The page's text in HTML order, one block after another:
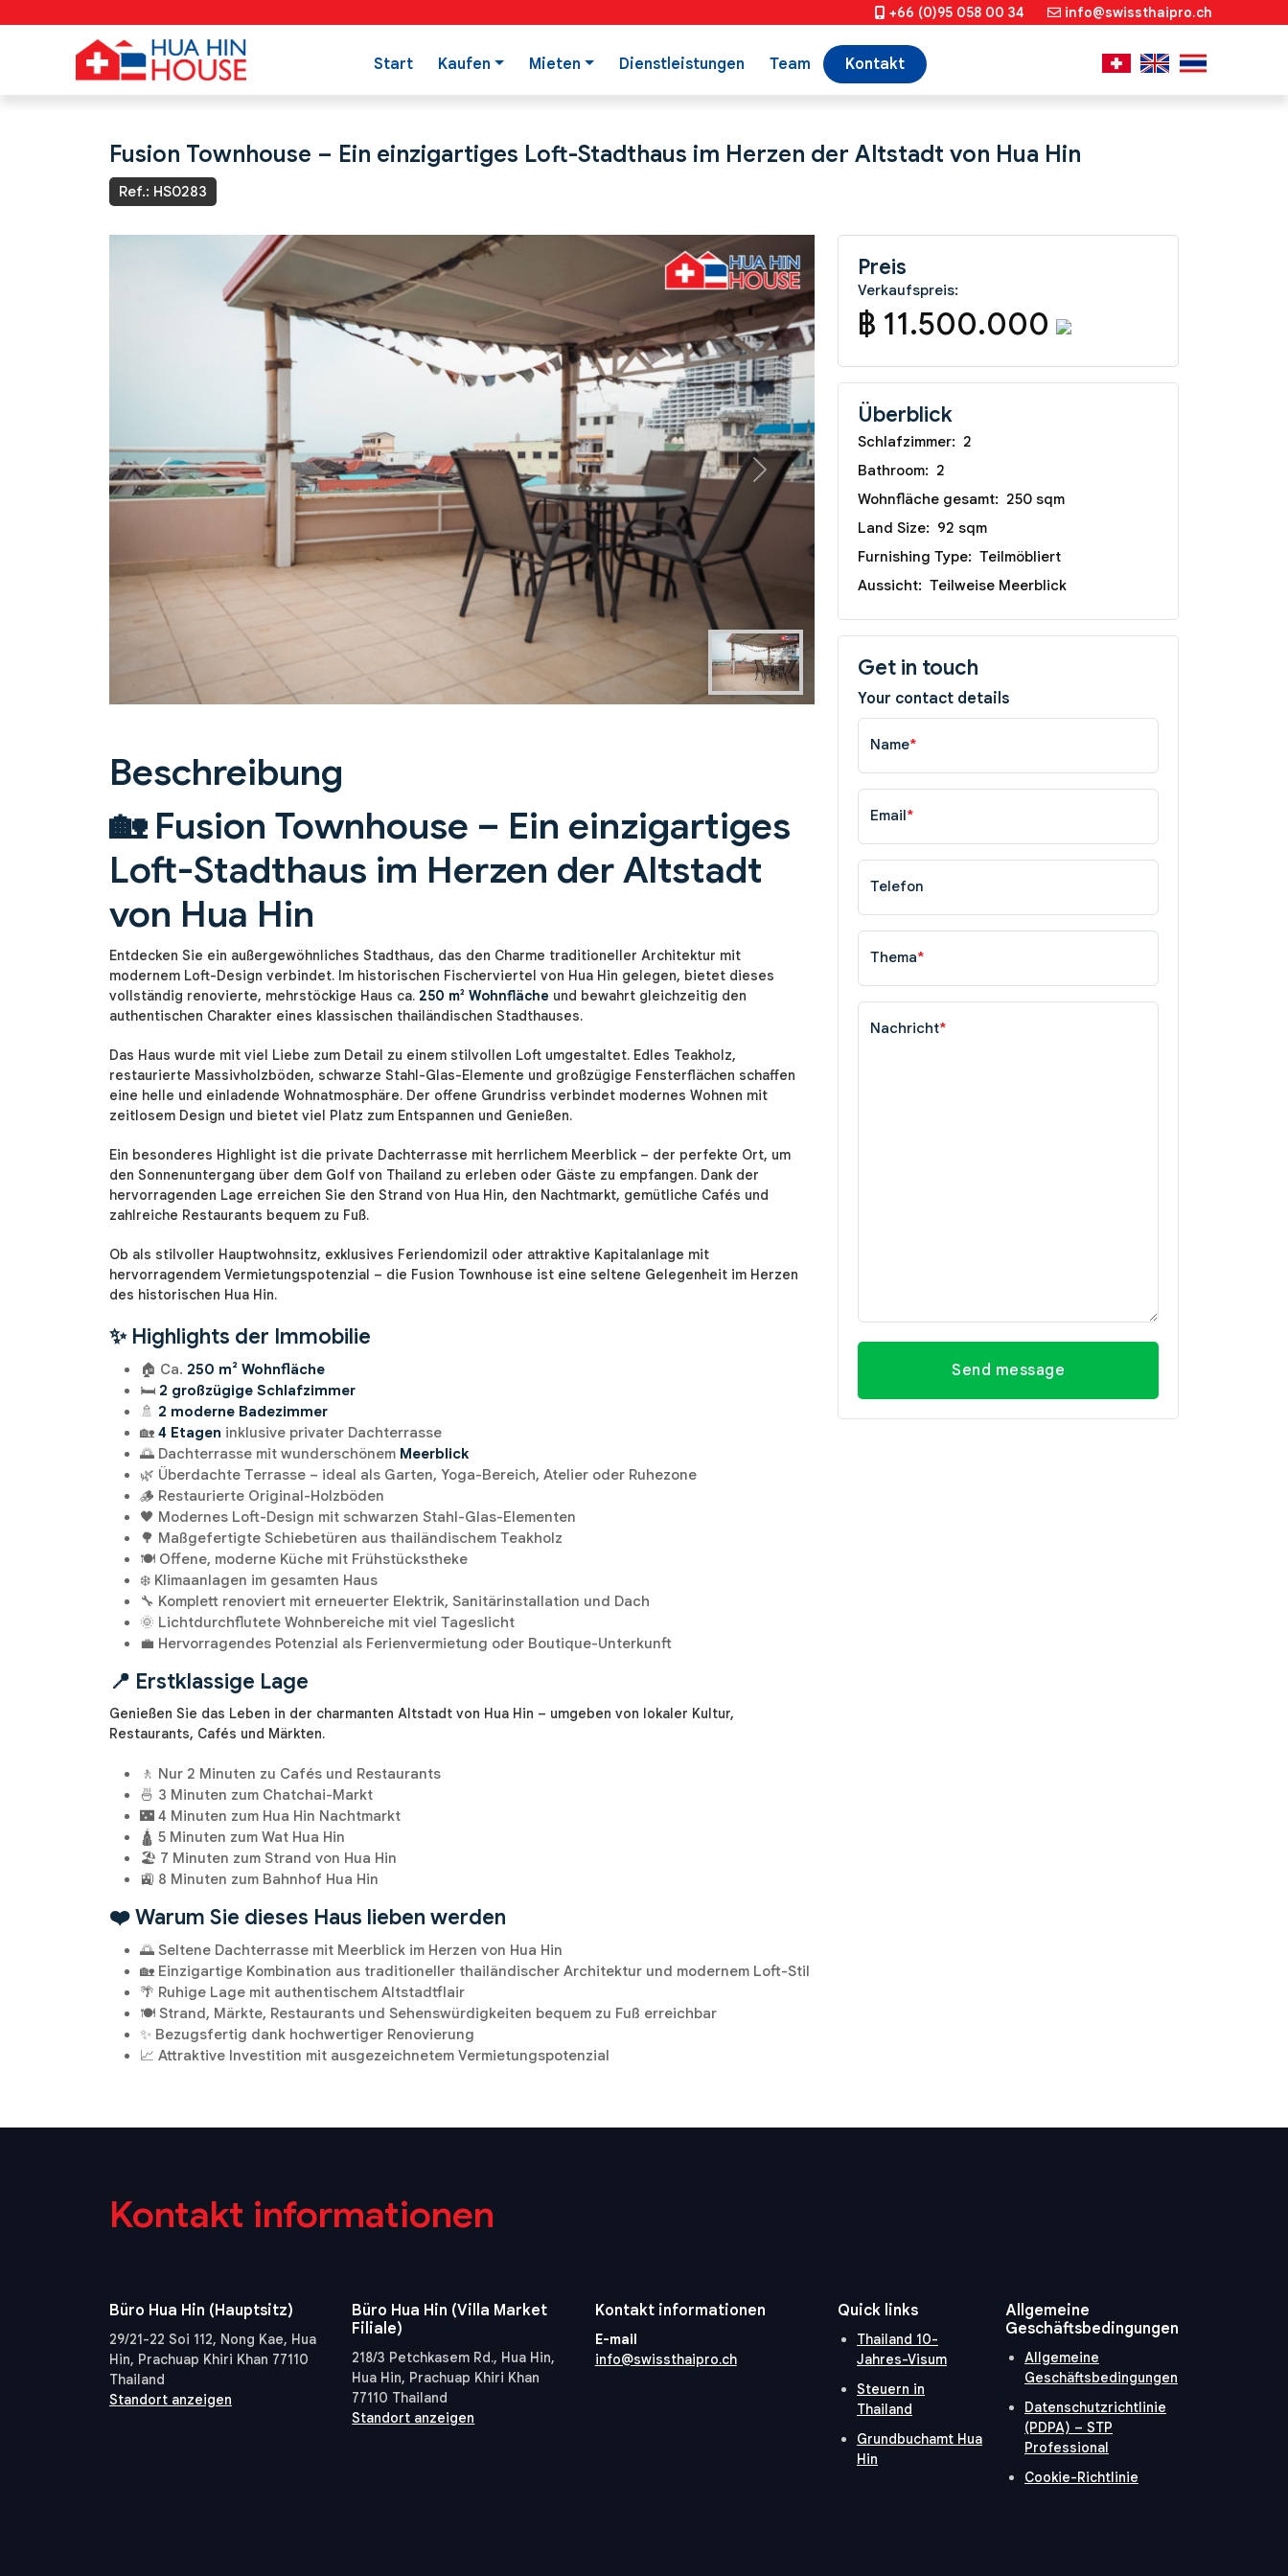
+66 (0)95 058 00 34 info@swissthaipro.ch
Start Kaufen Mieten Dienstleistungen Team Kontakt
Fusion Townhouse – Ein einzigartiges Loft-Stadthaus im Herzen der Altstadt von Hua Hin
Ref.: HS0283
Previous Next
Beschreibung
🏡 Fusion Townhouse – Ein einzigartiges
Loft-Stadthaus im Herzen der Altstadt
von Hua Hin
Entdecken Sie ein außergewöhnliches Stadthaus, das den Charme traditioneller Architektur mit
modernem Loft-Design verbindet. Im historischen Fischerviertel von Hua Hin gelegen, bietet dieses
vollständig renovierte, mehrstöckige Haus ca. 250 m² Wohnfläche und bewahrt gleichzeitig den
authentischen Charakter eines klassischen thailändischen Stadthauses.
Das Haus wurde mit viel Liebe zum Detail zu einem stilvollen Loft umgestaltet. Edles Teakholz,
restaurierte Massivholzböden, schwarze Stahl-Glas-Elemente und großzügige Fensterflächen schaffen
eine helle und einladende Wohnatmosphäre. Der offene Grundriss verbindet modernes Wohnen mit
zeitlosem Design und bietet viel Platz zum Entspannen und Genießen.
Ein besonderes Highlight ist die private Dachterrasse mit herrlichem Meerblick – der perfekte Ort, um
den Sonnenuntergang über dem Golf von Thailand zu erleben oder Gäste zu empfangen. Dank der
hervorragenden Lage erreichen Sie den Strand von Hua Hin, den Nachtmarkt, gemütliche Cafés und
zahlreiche Restaurants bequem zu Fuß.
Ob als stilvoller Hauptwohnsitz, exklusives Feriendomizil oder attraktive Kapitalanlage mit
hervorragendem Vermietungspotenzial – die Fusion Townhouse ist eine seltene Gelegenheit im Herzen
des historischen Hua Hin.
✨ Highlights der Immobilie
🏠 Ca. 250 m² Wohnfläche
🛏️ 2 großzügige Schlafzimmer
🚿 2 moderne Badezimmer
🏡 4 Etagen inklusive privater Dachterrasse
🌅 Dachterrasse mit wunderschönem Meerblick
🌿 Überdachte Terrasse – ideal als Garten, Yoga-Bereich, Atelier oder Ruhezone
🪵 Restaurierte Original-Holzböden
🖤 Modernes Loft-Design mit schwarzen Stahl-Glas-Elementen
🌳 Maßgefertigte Schiebetüren aus thailändischem Teakholz
🍽️ Offene, moderne Küche mit Frühstückstheke
❄️ Klimaanlagen im gesamten Haus
🔧 Komplett renoviert mit erneuerter Elektrik, Sanitärinstallation und Dach
🌞 Lichtdurchflutete Wohnbereiche mit viel Tageslicht
💼 Hervorragendes Potenzial als Ferienvermietung oder Boutique-Unterkunft
📍 Erstklassige Lage
Genießen Sie das Leben in der charmanten Altstadt von Hua Hin – umgeben von lokaler Kultur,
Restaurants, Cafés und Märkten.
🚶 Nur 2 Minuten zu Cafés und Restaurants
🍜 3 Minuten zum Chatchai-Markt
🌃 4 Minuten zum Hua Hin Nachtmarkt
🛕 5 Minuten zum Wat Hua Hin
🏖️ 7 Minuten zum Strand von Hua Hin
🚉 8 Minuten zum Bahnhof Hua Hin
❤️ Warum Sie dieses Haus lieben werden
🌅 Seltene Dachterrasse mit Meerblick im Herzen von Hua Hin
🏡 Einzigartige Kombination aus traditioneller thailändischer Architektur und modernem Loft-Stil
🌴 Ruhige Lage mit authentischem Altstadtflair
🍽️ Strand, Märkte, Restaurants und Sehenswürdigkeiten bequem zu Fuß erreichbar
✨ Bezugsfertig dank hochwertiger Renovierung
📈 Attraktive Investition mit ausgezeichnetem Vermietungspotenzial
Preis
Verkaufspreis:
฿ 11.500.000
Überblick
Schlafzimmer: 2
Bathroom: 2
Wohnfläche gesamt: 250 sqm
Land Size: 92 sqm
Furnishing Type: Teilmöbliert
Aussicht: Teilweise Meerblick
Get in touch
Your contact details
Name*
Email*
Telefon
Thema*
Nachricht*
Send message
Kontakt informationen
Büro Hua Hin (Hauptsitz)
29/21-22 Soi 112, Nong Kae, Hua
Hin, Prachuap Khiri Khan 77110
Thailand
Standort anzeigen
Büro Hua Hin (Villa Market
Filiale)
218/3 Petchkasem Rd., Hua Hin,
Hua Hin, Prachuap Khiri Khan
77110 Thailand
Standort anzeigen
Kontakt informationen
E-mail
info@swissthaipro.ch
Quick links
Thailand 10-
Jahres-Visum
Steuern in
Thailand
Grundbuchamt Hua
Hin
Allgemeine
Geschäftsbedingungen
Allgemeine
Geschäftsbedingungen
Datenschutzrichtlinie
(PDPA) – STP
Professional
Cookie-Richtlinie